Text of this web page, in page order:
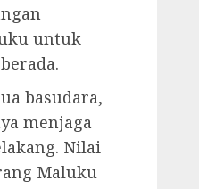
untuk
basudara,
menjaga
Nilai
Maluku